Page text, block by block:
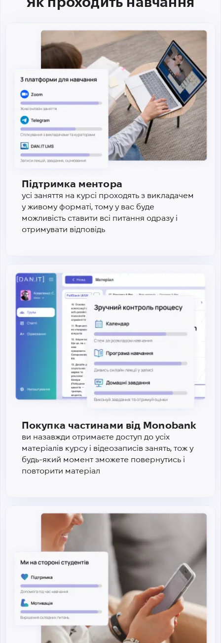
Підтримка ментора
усі заняття на курсі проходять з викладачем
у живому форматі, тому у вас буде
можливість ставити всі питання одразу і
отримувати відповідь
Покупка частинами від Monobank
ви назавжди отримаєте доступ до усіх
матеріалів курсу і відеозаписів занять, тож у
будь-який момент зможете повернутись і
повторити матеріал